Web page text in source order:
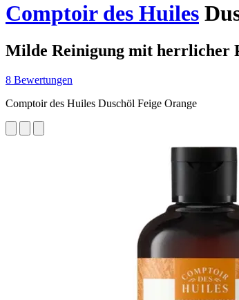
Comptoir des Huiles
Milde Reinigung mit herrlicher
8 Bewertungen
Comptoir des Huiles Duschöl Feige Orange